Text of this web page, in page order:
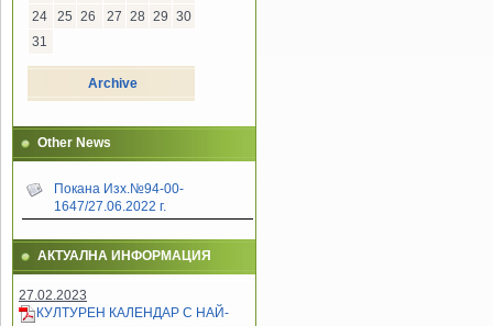
24
25 26 27 28 29 30
31
Archive
Other News
Покана Изх.№94-00-
1647/27.06.2022 г.
АКТУАЛНА ИНФОРМАЦИЯ
27.02.2023
КУЛТУРЕН КАЛЕНДАР С НАЙ-